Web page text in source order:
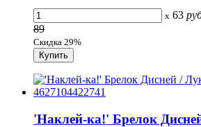
x 63
89
Скидка 29%
'Наклей-ка!' Брелок